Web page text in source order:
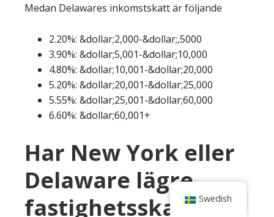
Medan Delawares inkomstskatt är följande
2.20%: &dollar;2,000-&dollar;,5000
3.90%: &dollar;5,001-&dollar;10,000
4.80%: &dollar;10,001-&dollar;20,000
5.20%: &dollar;20,001-&dollar;25,000
5.55%: &dollar;25,001-&dollar;60,000
6.60%: &dollar;60,001+
Har New York eller
Delaware lägre
fastighetsskatt?Swedish